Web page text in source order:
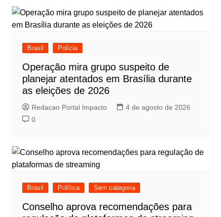
Brasil Polícia
Operação mira grupo suspeito de
planejar atentados em Brasília durante
as eleições de 2026
Redacao Portal Impacto
4 de agosto de 2026
0
Brasil Política Sem categoria
Conselho aprova recomendações para